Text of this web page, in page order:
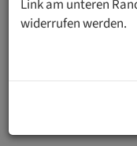
Veranstaltungsreihe,
auch die breite
in der Rechtstheorie
verständlicher
Experten praxisnahe
Link am unteren
widerrufen werden.